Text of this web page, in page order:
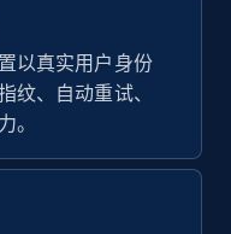
count, and
以真实用户身份
纹、自动重试、
。